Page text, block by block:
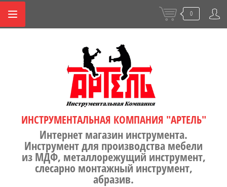
0
ИНСТРУМЕНТАЛЬНАЯ КОМПАНИЯ "АРТЕЛЬ"
Интернет магазин инструмента.
Инструмент для производства мебели
из МДФ, металлорежущий инструмент,
слесарно монтажный инструмент,
абразив.